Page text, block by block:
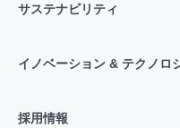
サステナビリティ
イノベーション & テクノロ
採用情報